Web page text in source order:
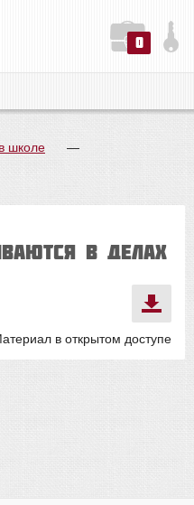
0
школе
—
в делах
в открытом доступе